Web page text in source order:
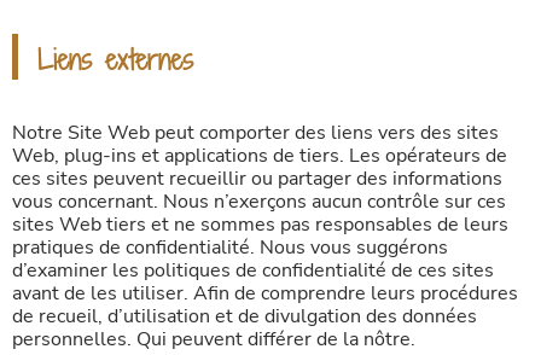
Liens externes
Notre Site Web peut comporter des liens vers des sites
Web, plug-ins et applications de tiers. Les opérateurs de
ces sites peuvent recueillir ou partager des informations
vous concernant. Nous n’exerçons aucun contrôle sur ces
sites Web tiers et ne sommes pas responsables de leurs
pratiques de confidentialité. Nous vous suggérons
d’examiner les politiques de confidentialité de ces sites
avant de les utiliser. Afin de comprendre leurs procédures
de recueil, d’utilisation et de divulgation des données
personnelles. Qui peuvent différer de la nôtre.